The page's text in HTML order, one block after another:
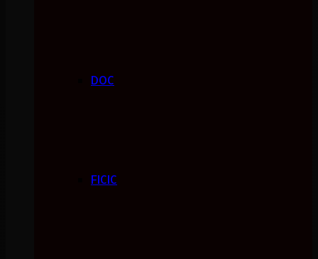
DOC
FICIC